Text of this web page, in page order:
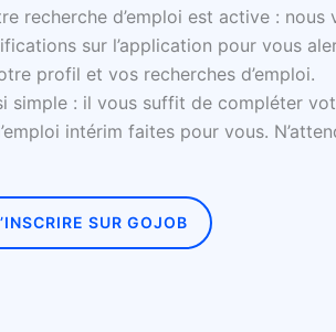
recherche d’emploi est active : nous
sur l’application pour vous
profil et vos recherches d’emploi.
simple : il vous suffit de compléter
intérim faites pour vous.
SUR GOJOB